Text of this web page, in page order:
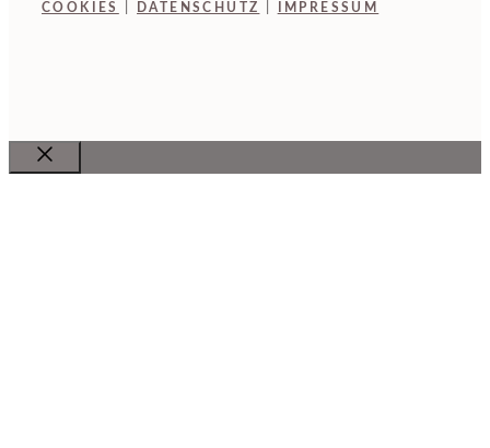
COOKIES DATENSCHUTZ IMPRESSUM